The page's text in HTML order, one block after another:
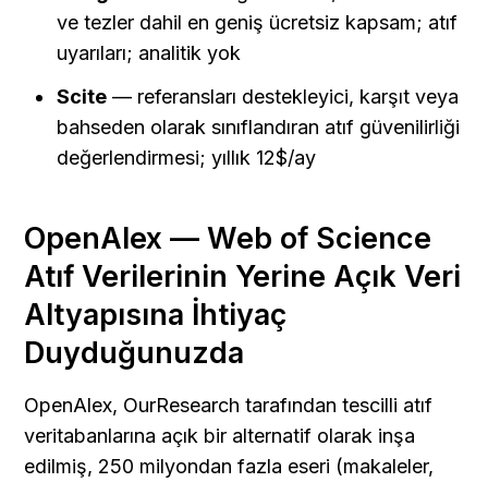
ve tezler dahil en geniş ücretsiz kapsam; atıf
uyarıları; analitik yok
Scite — referansları destekleyici, karşıt veya
bahseden olarak sınıflandıran atıf güvenilirliği
değerlendirmesi; yıllık 12$/ay
OpenAlex — Web of Science
Atıf Verilerinin Yerine Açık Veri
Altyapısına İhtiyaç
Duyduğunuzda
OpenAlex, OurResearch tarafından tescilli atıf
veritabanlarına açık bir alternatif olarak inşa
edilmiş, 250 milyondan fazla eseri (makaleler,